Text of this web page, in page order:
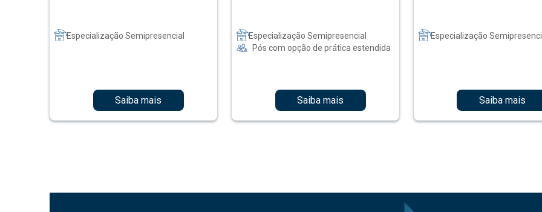
Especialização Semipresencial
Saiba mais
Especialização Semipresencial
Pós com opção de prática estendida
Saiba mais
Especialização
Saiba mais